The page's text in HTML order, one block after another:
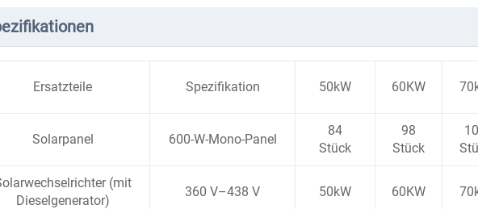
Ersatzteile Spezifikation 50kW 60KW
Solarpanel 600-W-Mono-Panel
84
Stück
98
Stück
(mit
Dieselgenerator)
360 V–438 V 50kW 60KW